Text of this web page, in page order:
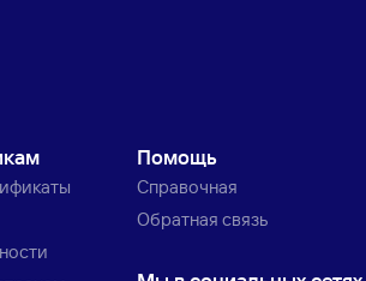
Помощь
Справочная
Обратная связь